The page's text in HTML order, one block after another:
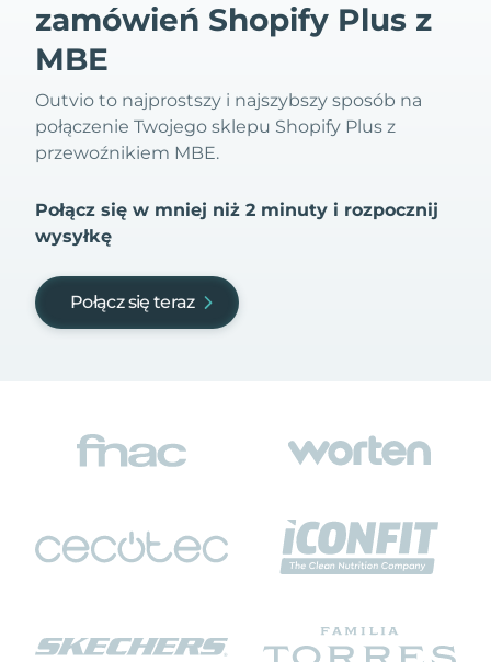
zamówień Shopify Plus z
MBE
Outvio to najprostszy i najszybszy sposób na
połączenie Twojego sklepu Shopify Plus z
przewoźnikiem MBE.
Połącz się w mniej niż 2 minuty i rozpocznij
wysyłkę
Połącz się teraz